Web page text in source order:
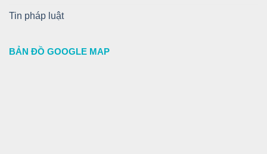
Tin pháp luật
BẢN ĐỒ GOOGLE MAP